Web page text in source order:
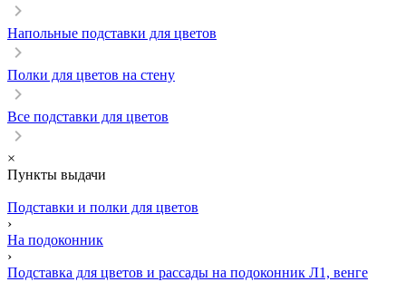
Напольные подставки для цветов
Полки для цветов на стену
Все подставки для цветов
×
Пункты выдачи
Подставки и полки для цветов
›
На подоконник
›
Подставка для цветов и рассады на подоконник Л1, венге